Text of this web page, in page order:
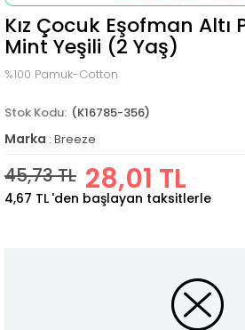
Kız Çocuk Eşofman Altı
Mint Yeşili (2 Yaş)
%100 Pamuk-Cotton
(K16785-356)
Marka : Breeze
45,73 TL 28,01 TL
4,67 TL 'den başlayan taksitlerle